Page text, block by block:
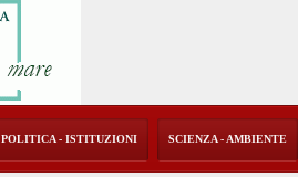
POLITICA - ISTITUZIONI SCIENZA - AMBIENTE